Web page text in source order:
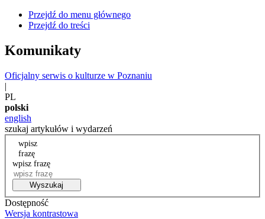
Przejdź do menu głównego
Przejdź do treści
Komunikaty
Oficjalny serwis o kulturze w Poznaniu
|
PL
polski
english
szukaj artykułów i wydarzeń
wpisz
frazę
wpisz frazę
Wyszukaj
Dostępność
Wersja kontrastowa